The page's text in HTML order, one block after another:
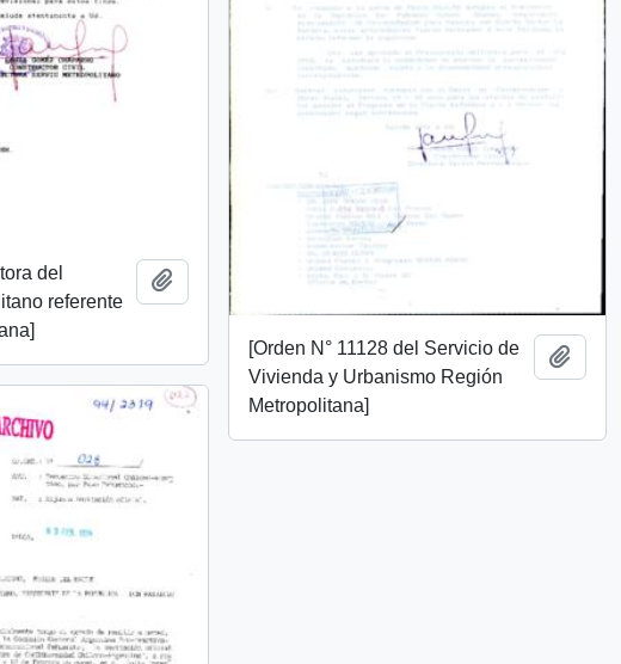
del
referente
Añadir al portapapeles
[Orden N° 11128 del Servicio de
Vivienda y Urbanismo Región
Metropolitana]